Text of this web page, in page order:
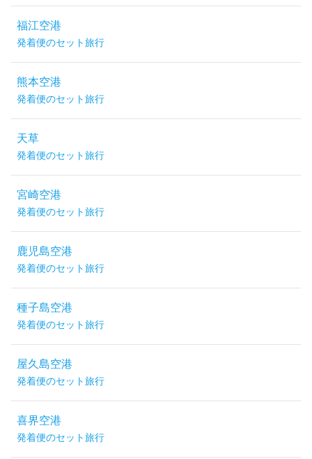
福江空港
発着便のセット旅行
熊本空港
発着便のセット旅行
天草
発着便のセット旅行
宮崎空港
発着便のセット旅行
鹿児島空港
発着便のセット旅行
種子島空港
発着便のセット旅行
屋久島空港
発着便のセット旅行
喜界空港
発着便のセット旅行